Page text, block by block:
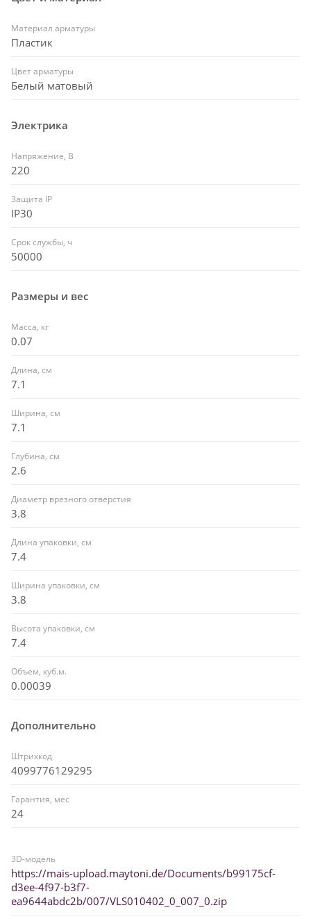
Материал арматуры
Пластик
Цвет арматуры
Белый матовый
Электрика
Напряжение, В
220
Защита IP
IP30
Срок службы, ч
50000
Размеры и вес
Масса, кг
0.07
Длина, см
7.1
Ширина, см
7.1
Глубина, см
2.6
Диаметр врезного отверстия
3.8
Длина упаковки, см
7.4
Ширина упаковки, см
3.8
Высота упаковки, см
7.4
Объем, куб.м.
0.00039
Дополнительно
Штрихкод
4099776129295
Гарантия, мес
24
3D-модель
https://mais-upload.maytoni.de/Documents/b99175cf-
d3ee-4f97-b3f7-
ea9644abdc2b/007/VLS010402_0_007_0.zip